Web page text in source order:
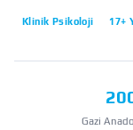
Klinik Psikoloji 17+
Gazi